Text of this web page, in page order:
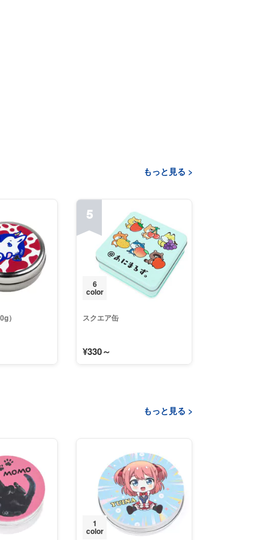
もっと見る >
）
5
6
color
スクエア缶
¥330～
もっと見る >
1
color